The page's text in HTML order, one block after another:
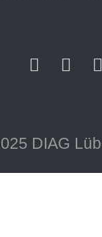
DIAG